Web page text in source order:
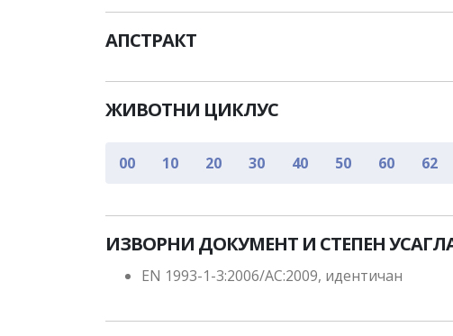
АПСТРАКТ
ЖИВОТНИ ЦИКЛУС
00 10 20 30 40 50 60 62
ИЗВОРНИ ДОКУМЕНТ И СТЕПЕН
EN 1993-1-3:2006/AC:2009, идентичан